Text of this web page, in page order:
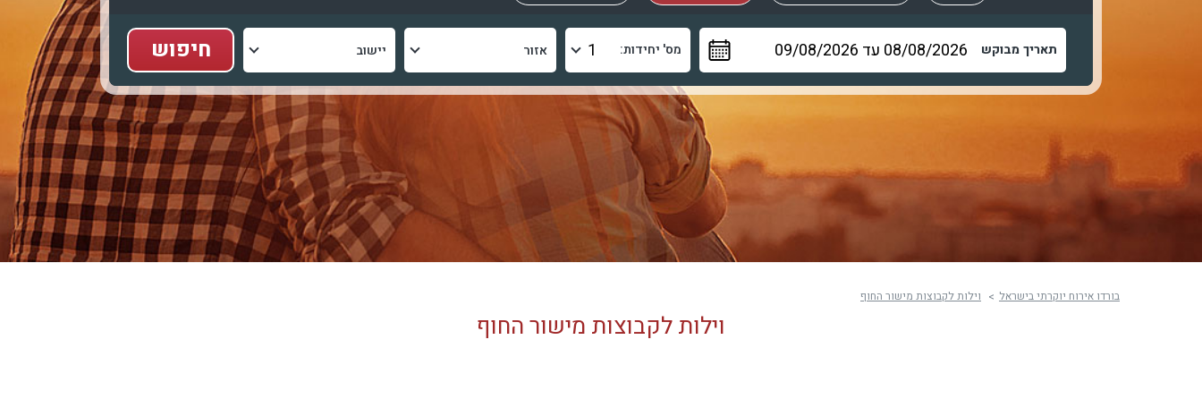
תאריך מבוקש מס' יחידות:
בורדו אירוח יוקרתי בישראל וילות לקבוצות מישור החוף
וילות לקבוצות מישור החוף